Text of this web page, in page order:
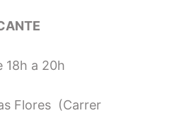
18h a 20h
Flores (Carrer